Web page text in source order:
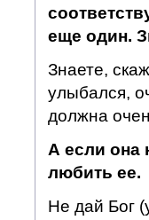
еще один.
Знаете,
улыбался,
должна
А если она
любить ее.
Не дай Бог